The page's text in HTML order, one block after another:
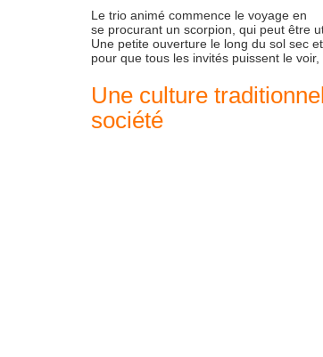
Le trio animé commence le voyage en
se procurant un scorpion, qui peut être
Une petite ouverture le long du sol sec
pour que tous les invités puissent le
Une culture
société